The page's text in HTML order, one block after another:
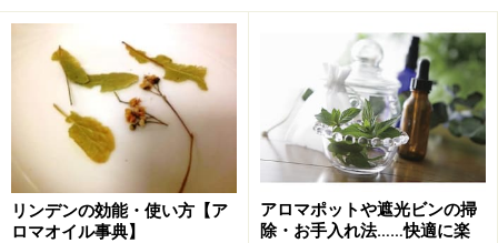
リンデンの効能・使い方【ア
ロマオイル事典】
アロマポットや遮光ビンの掃
除・お手入れ法……快適に楽